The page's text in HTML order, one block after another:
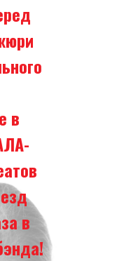
в
в